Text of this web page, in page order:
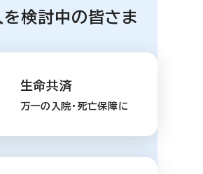
を検討中の皆さま
生命共済
万一の入院・死亡保障に